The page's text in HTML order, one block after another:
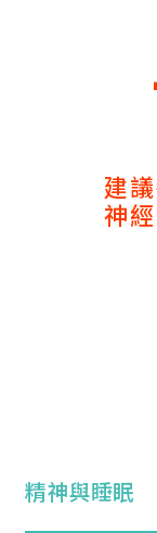
建
神
精神與睡眠